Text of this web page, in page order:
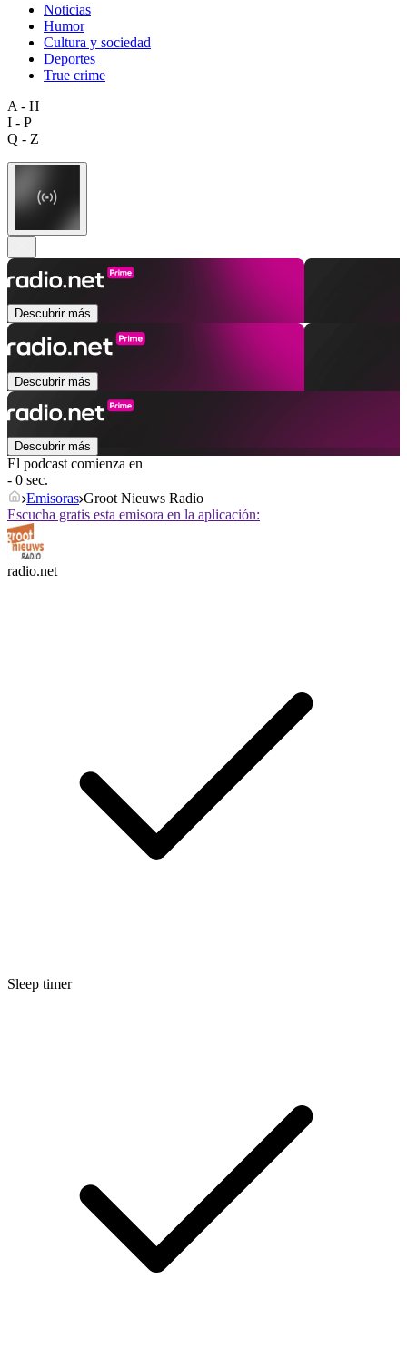
Noticias
Humor
Cultura y sociedad
Deportes
True crime
A - H
I - P
Q - Z
Descubrir más
Descubrir más
Descubrir más
El podcast comienza en
- 0 sec.
Emisoras Groot Nieuws Radio
Escucha gratis esta emisora en la aplicación:
radio.net
Sleep timer